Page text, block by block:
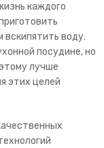
каждого
воду.
посудине, но
лучше
этих целей